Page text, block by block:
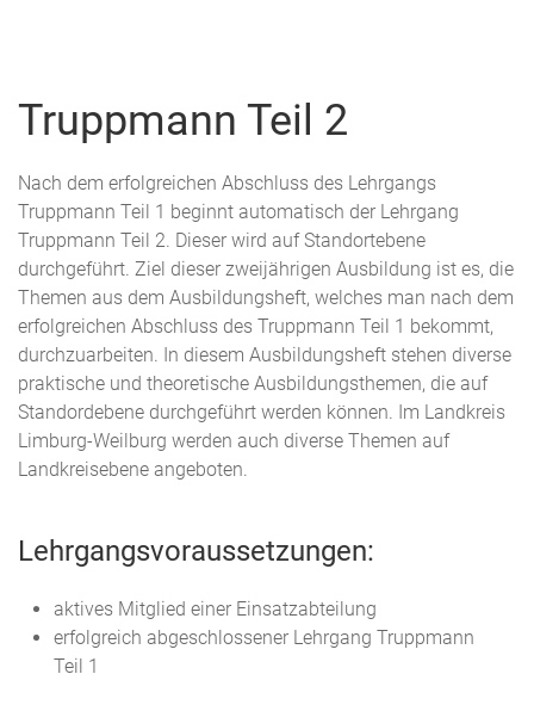
Feuerwehr
Weilburg
Truppmann Teil 2
Nach dem erfolgreichen Abschluss des Lehrgangs
Truppmann Teil 1 beginnt automatisch der Lehrgang
Truppmann Teil 2. Dieser wird auf Standortebene
durchgeführt. Ziel dieser zweijährigen Ausbildung ist es, die
Themen aus dem Ausbildungsheft, welches man nach dem
erfolgreichen Abschluss des Truppmann Teil 1 bekommt,
durchzuarbeiten. In diesem Ausbildungsheft stehen diverse
praktische und theoretische Ausbildungsthemen, die auf
Standordebene durchgeführt werden können. Im Landkreis
Limburg-Weilburg werden auch diverse Themen auf
Landkreisebene angeboten.
Lehrgangsvoraussetzungen:
aktives Mitglied einer Einsatzabteilung
erfolgreich abgeschlossener Lehrgang Truppmann
Teil 1